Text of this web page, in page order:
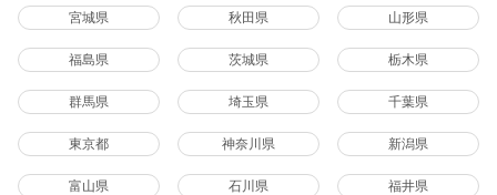
宮城県 秋田県 山形県
福島県 茨城県 栃木県
群馬県 埼玉県 千葉県
東京都 神奈川県 新潟県
富山県 石川県 福井県